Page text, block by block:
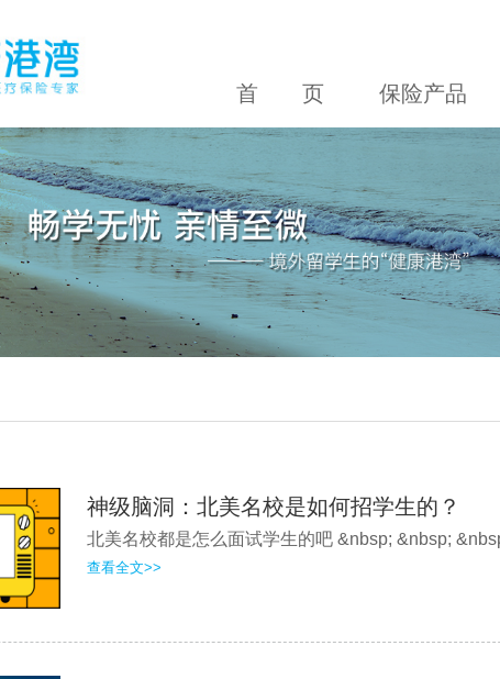
首 页 保险产品
神级脑洞：北美名校是如何招学生的？
北美名校都是怎么面试学生的吧 &nbsp; &nbsp;
查看全文>>